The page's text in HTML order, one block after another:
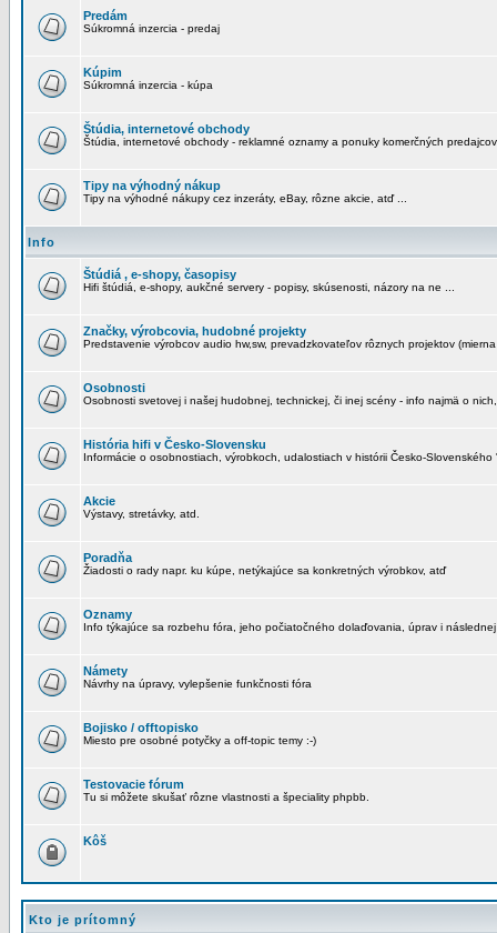
Predám
Súkromná inzercia - predaj
Kúpim
Súkromná inzercia - kúpa
Štúdia, internetové obchody
Štúdia, internetové obchody - reklamné oznamy a ponuky komerčných predajcov
Tipy na výhodný nákup
Tipy na výhodné nákupy cez inzeráty, eBay, rôzne akcie, atď ...
Info
Štúdiá , e-shopy, časopisy
Hifi štúdiá, e-shopy, aukčné servery - popisy, skúsenosti, názory na ne ...
Značky, výrobcovia, hudobné projekty
Predstavenie výrobcov audio hw,sw, prevadzkovateľov rôznych projektov
Osobnosti
Osobnosti svetovej i našej hudobnej, technickej, či inej scény - info najmä o
História hifi v Česko-Slovensku
Informácie o osobnostiach, výrobkoch, udalostiach v histórii Česko-Slovenského
Akcie
Výstavy, stretávky, atd.
Poradňa
Žiadosti o rady napr. ku kúpe, netýkajúce sa konkretných výrobkov, atď
Oznamy
Info týkajúce sa rozbehu fóra, jeho počiatočného dolaďovania, úprav i
Námety
Návrhy na úpravy, vylepšenie funkčnosti fóra
Bojisko / offtopisko
Miesto pre osobné potyčky a off-topic temy :-)
Testovacie fórum
Tu si môžete skušať rôzne vlastnosti a špeciality phpbb.
Kôš
Kto je prítomný